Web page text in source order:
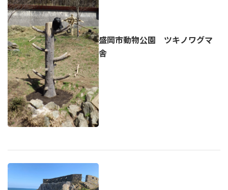
盛岡市動物公園 ツキノワグマ
舎